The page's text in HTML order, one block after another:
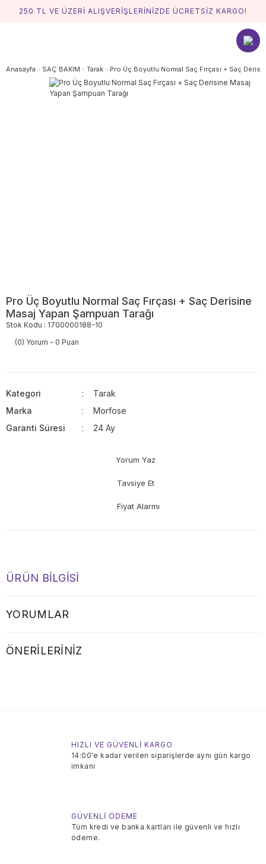
250 TL VE ÜZERİ ALIŞVERİŞLERİNİZDE ÜCRETSİZ KARGO!
Anasayfa SAÇ BAKIM Tarak Pro Üç Boyutlu Normal Saç Fırçası + Saç
Pro Üç Boyutlu Normal Saç Fırçası + Saç Derisine
Masaj Yapan Şampuan Tarağı
Stok Kodu : 1700000188-10
(0) Yorum - 0 Puan
Kategori
Tarak
Marka
Morfose
Garanti Süresi
24 Ay
Yorum Yaz
Tavsiye Et
Fiyat Alarmı
ÜRÜN BILGISI
YORUMLAR
ÖNERILERINIZ
HIZLI VE GÜVENLİ KARGO
14:00'e kadar verilen siparişlerde aynı gün kargo
imkanı
GÜVENLİ ÖDEME
Tüm kredi ve banka kartları ile güvenli ve hızlı
ödeme.